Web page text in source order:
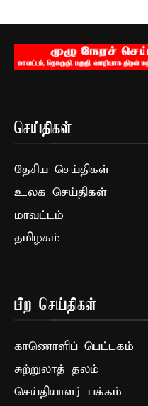
செய்திகள்
தேசிய செய்திகள்
உலக செய்திகள்
மாவட்டம்
தமிழகம்
பிற செய்திகள்
காணொளிப் பெட்டகம்
சுற்றுலாத் தலம்
செய்தியாளர் பக்கம்